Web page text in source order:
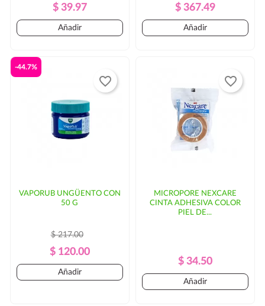
Precio
Regular
Precio
$ 39.97
Añadir
Precio
Regular
Precio
$ 367.49
Añadir
VAPORUB UNGÜENTO CON
50 G
Precio
Regular
$ 217.00
Precio
$ 120.00
-44.7%
Añadir
favorite_border
MICROPORE NEXCARE
CINTA ADHESIVA COLOR
PIEL DE...
Precio
Regular
Precio
$ 34.50
Añadir
favorite_border